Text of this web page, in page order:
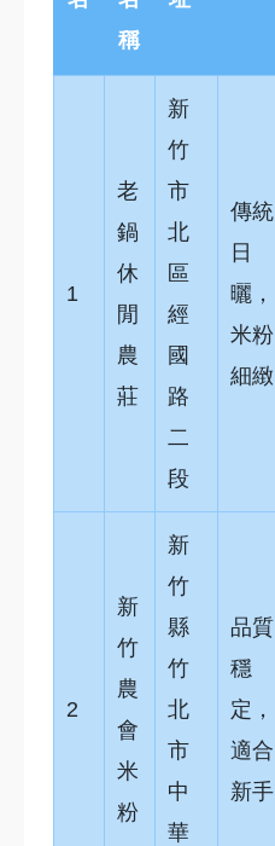
稱
1
老
鍋
休
閒
農
莊
新
竹
市
北
區
經
國
路
二
段
傳統
日
曬，
米粉
細緻
2
新
竹
農
會
米
粉
新
竹
縣
竹
北
市
中
華
品質
穩
定，
適合
新手